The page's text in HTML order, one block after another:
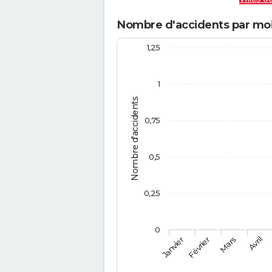
Nombre d'accidents par
Nombre d'accidents
JanvierFévrier Mars Avril
0
1
0,25
0,5
0,75
1,25